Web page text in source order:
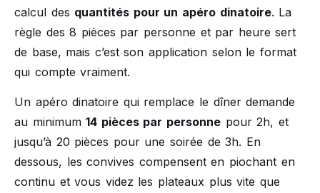
calcul des quantités pour un apéro dinatoire. La
règle des 8 pièces par personne et par heure sert
de base, mais c’est son application selon le format
qui compte vraiment.
Un apéro dinatoire qui remplace le dîner demande
au minimum14 pièces par personne pour 2h, et
jusqu’à 20 pièces pour une soirée de 3h. En
dessous, les convives compensent en piochant en
continu et vous videz les plateaux plus vite que